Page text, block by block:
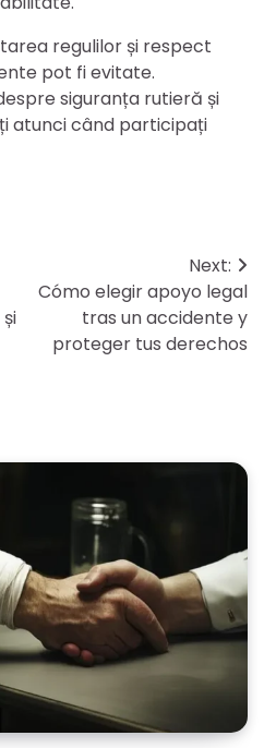
regulilor și respect
pot fi evitate.
siguranța rutieră și
atunci când participați
Next:
Cómo elegir apoyo legal
tras un accidente y
proteger tus derechos